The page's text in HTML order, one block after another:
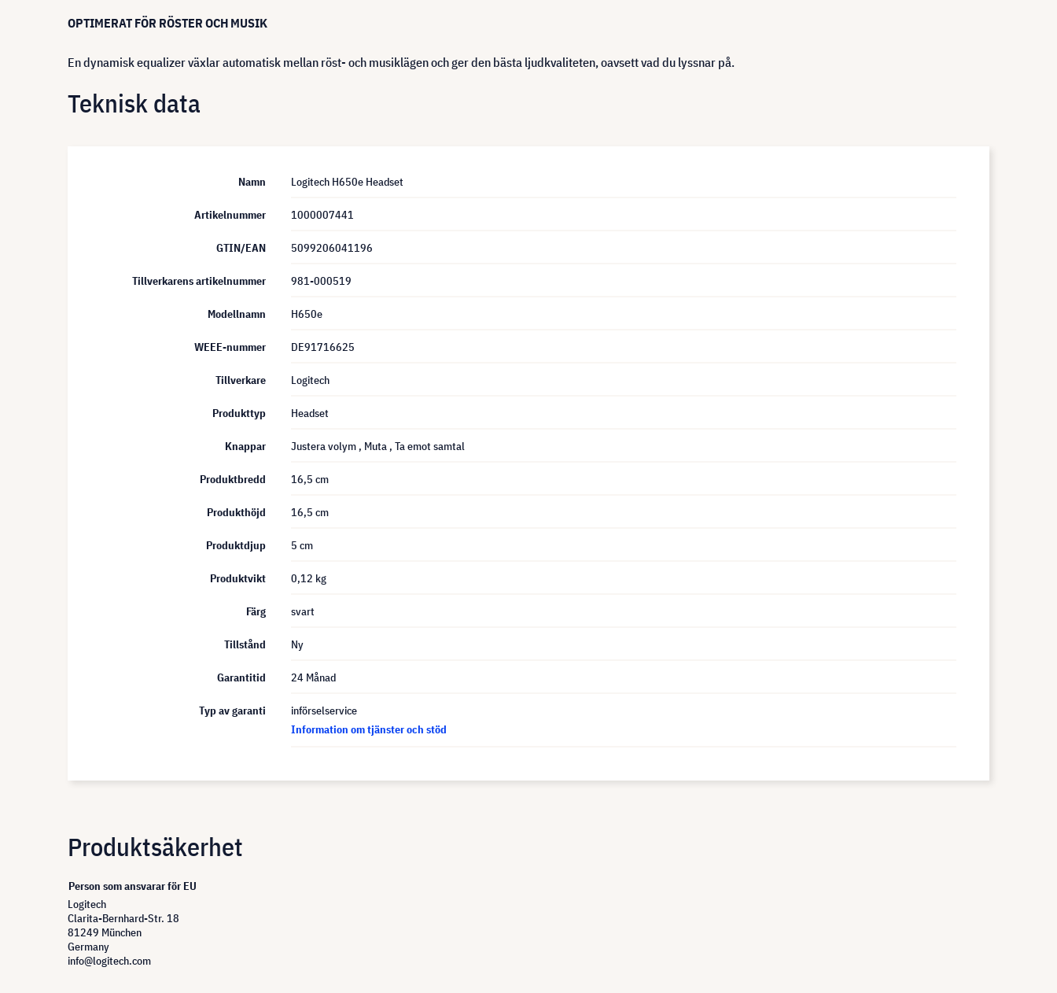
OPTIMERAT FÖR RÖSTER OCH MUSIK
En dynamisk equalizer växlar automatisk mellan röst- och musiklägen och ger den bästa ljudkvaliteten, oavsett vad du lyssnar på.
Teknisk data
Namn Logitech H650e Headset
Artikelnummer 1000007441
GTIN/EAN 5099206041196
Tillverkarens artikelnummer 981-000519
Modellnamn H650e
WEEE-nummer DE91716625
Tillverkare Logitech
Produkttyp Headset
Knappar Justera volym , Muta , Ta emot samtal
Produktbredd 16,5 cm
Produkthöjd 16,5 cm
Produktdjup 5 cm
Produktvikt 0,12 kg
Färg svart
Tillstånd Ny
Garantitid 24 Månad
Typ av garanti
införselservice
Information om tjänster och stöd
Produktsäkerhet
Person som ansvarar för EU
Logitech
Clarita-Bernhard-Str. 18
81249 München
Germany
info@logitech.com